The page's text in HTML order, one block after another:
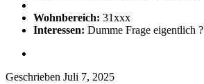
Wohnbereich: 31xxx
Interessen: Dumme Frage eigentlich ?
Geschrieben Juli 7, 2025